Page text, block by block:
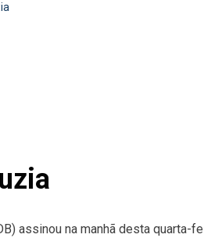
assinou na manhã desta quarta-